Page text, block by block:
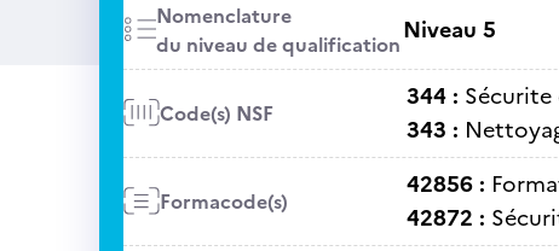
Nomenclature
du niveau de qualificationNiveau 5
Code(s) NSF
344 : Sécurite
343 :
Formacode(s)
42856 :
42872 :